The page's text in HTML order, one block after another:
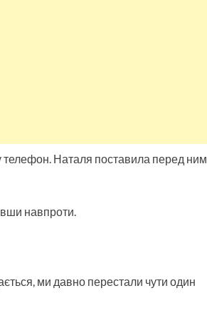
телефон. Наталя поставила перед ним
навпроти.
ми давно перестали чути один